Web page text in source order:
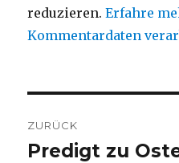
reduzieren.Erfahre
Kommentardaten
ZURÜCK
Vorheriger
Predigt zu